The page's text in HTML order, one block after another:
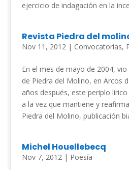
ejercicio de indagación en la
Revista Piedra del
Nov 11, 2012| Convocatorias,
En el mes de mayo de 2004,
de Piedra del Molino, en Arcos
años después, este periplo
a la vez que mantiene y
Piedra del Molino, publicación
Michel Houellebecq
Nov 7, 2012| Poesía